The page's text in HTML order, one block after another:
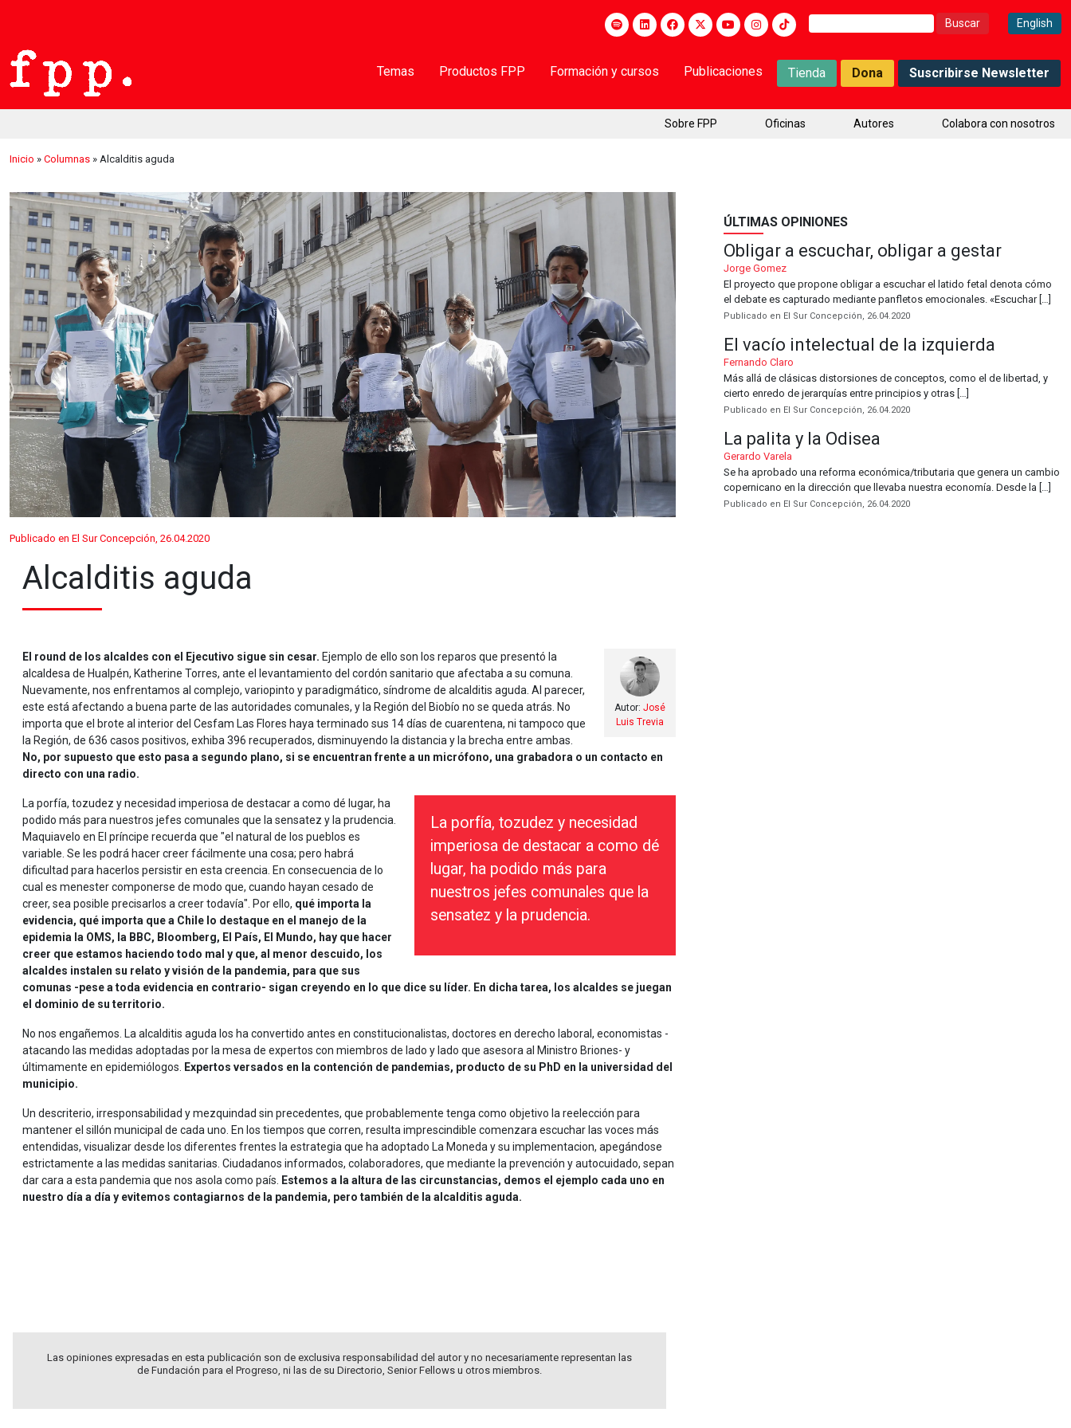
Buscar: English
Temas Productos FPP Formación y cursos Publicaciones Tienda Dona Suscribirse Newsletter
Sobre FPP Oficinas Autores Colabora con nosotros
Inicio » Columnas » Alcalditis aguda
Publicado en El Sur Concepción, 26.04.2020
Alcalditis aguda
Autor: José
Luis Trevia
El round de los alcaldes con el Ejecutivo sigue sin cesar. Ejemplo de ello son los reparos que presentó la
alcaldesa de Hualpén, Katherine Torres, ante el levantamiento del cordón sanitario que afectaba a su comuna.
Nuevamente, nos enfrentamos al complejo, variopinto y paradigmático, síndrome de alcalditis aguda. Al parecer,
este está afectando a buena parte de las autoridades comunales, y la Región del Biobío no se queda atrás. No
importa que el brote al interior del Cesfam Las Flores haya terminado sus 14 días de cuarentena, ni tampoco que
la Región, de 636 casos positivos, exhiba 396 recuperados, disminuyendo la distancia y la brecha entre ambas.
No, por supuesto que esto pasa a segundo plano, si se encuentran frente a un micrófono, una grabadora o un contacto en
directo con una radio.
La porfía, tozudez y necesidad
imperiosa de destacar a como dé
lugar, ha podido más para
nuestros jefes comunales que la
sensatez y la prudencia.
La porfía, tozudez y necesidad imperiosa de destacar a como dé lugar, ha
podido más para nuestros jefes comunales que la sensatez y la prudencia.
Maquiavelo en El príncipe recuerda que "el natural de los pueblos es
variable. Se les podrá hacer creer fácilmente una cosa; pero habrá
dificultad para hacerlos persistir en esta creencia. En consecuencia de lo
cual es menester componerse de modo que, cuando hayan cesado de
creer, sea posible precisarlos a creer todavía". Por ello, qué importa la
evidencia, qué importa que a Chile lo destaque en el manejo de la
epidemia la OMS, la BBC, Bloomberg, El País, El Mundo, hay que hacer
creer que estamos haciendo todo mal y que, al menor descuido, los
alcaldes instalen su relato y visión de la pandemia, para que sus
comunas -pese a toda evidencia en contrario- sigan creyendo en lo que dice su líder. En dicha tarea, los alcaldes se juegan
el dominio de su territorio.
No nos engañemos. La alcalditis aguda los ha convertido antes en constitucionalistas, doctores en derecho laboral, economistas -
atacando las medidas adoptadas por la mesa de expertos con miembros de lado y lado que asesora al Ministro Briones- y
últimamente en epidemiólogos.
Expertos versados en la contención de pandemias, producto de su PhD en la universidad del
municipio.
Un descriterio, irresponsabilidad y mezquindad sin precedentes, que probablemente tenga como objetivo la reelección para
mantener el sillón municipal de cada uno. En los tiempos que corren, resulta imprescindible comenzara escuchar las voces más
entendidas, visualizar desde los diferentes frentes la estrategia que ha adoptado La Moneda y su implementacion, apegándose
estrictamente a las medidas sanitarias. Ciudadanos informados, colaboradores, que mediante la prevención y autocuidado, sepan
dar cara a esta pandemia que nos asola como país.
Estemos a la altura de las circunstancias, demos el ejemplo cada uno en
nuestro día a día y evitemos contagiarnos de la pandemia, pero también de la alcalditis aguda.
Las opiniones expresadas en esta publicación son de exclusiva responsabilidad del autor y no necesariamente representan las
de Fundación para el Progreso, ni las de su Directorio, Senior Fellows u otros miembros.
ÚLTIMAS OPINIONES
Obligar a escuchar, obligar a gestar
Jorge Gomez
El proyecto que propone obligar a escuchar el latido fetal denota cómo
el debate es capturado mediante panfletos emocionales. «Escuchar […]
Publicado en El Sur Concepción, 26.04.2020
El vacío intelectual de la izquierda
Fernando Claro
Más allá de clásicas distorsiones de conceptos, como el de libertad, y
cierto enredo de jerarquías entre principios y otras […]
Publicado en El Sur Concepción, 26.04.2020
La palita y la Odisea
Gerardo Varela
Se ha aprobado una reforma económica/tributaria que genera un cambio
copernicano en la dirección que llevaba nuestra economía. Desde la […]
Publicado en El Sur Concepción, 26.04.2020